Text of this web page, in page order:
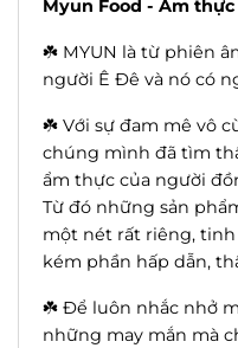
Myun Food - Ẩm
☘️ MYUN là từ phiên
người Ê Đê và nó có
☘️ Với sự đam mê vô
chúng mình đã tìm
ẩm thực của người
Từ đó những sản
một nét rất riêng,
kém phần hấp dẫn,
☘️ Để luôn nhắc nhở
những may mắn mà